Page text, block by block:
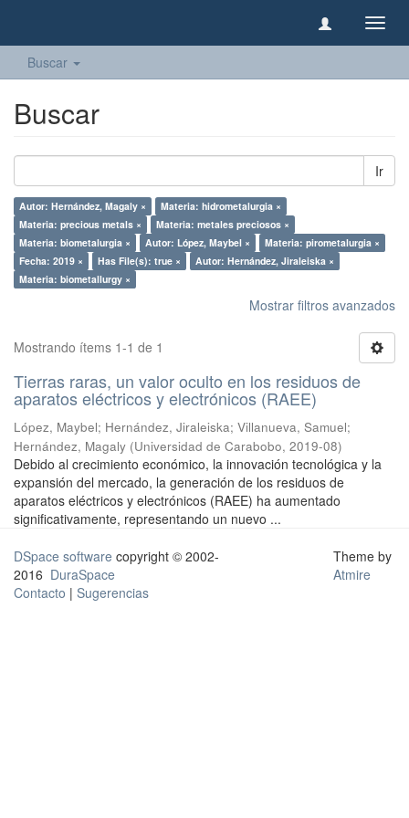
Buscar
Buscar
Ir
Autor: Hernández, Magaly ×
Materia: hidrometalurgia ×
Materia: precious metals ×
Materia: metales preciosos ×
Materia: biometalurgia ×
Autor: López, Maybel ×
Materia: pirometalurgia ×
Fecha: 2019 ×
Has File(s): true ×
Autor: Hernández, Jiraleiska ×
Materia: biometallurgy ×
Mostrar filtros avanzados
Mostrando ítems 1-1 de 1
Tierras raras, un valor oculto en los residuos de
aparatos eléctricos y electrónicos (RAEE)
López, Maybel; Hernández, Jiraleiska; Villanueva, Samuel;
Hernández, Magaly (Universidad de Carabobo, 2019-08)
Debido al crecimiento económico, la innovación tecnológica y la
expansión del mercado, la generación de los residuos de
aparatos eléctricos y electrónicos (RAEE) ha aumentado
significativamente, representando un nuevo ...
DSpace software copyright © 2002-
2016 DuraSpace
Contacto | Sugerencias
Theme by
Atmire